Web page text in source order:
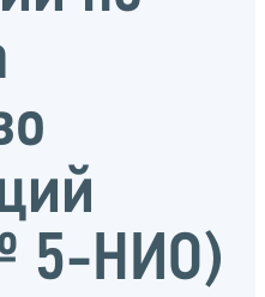
5-НИО)